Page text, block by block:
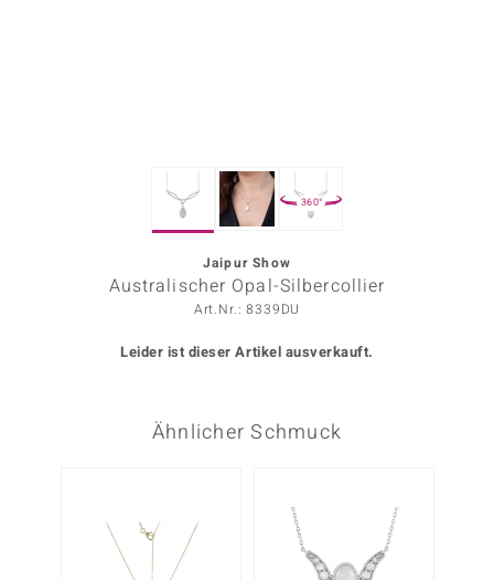
360°
Jaipur Show
Australischer Opal-Silbercollier
Art.Nr.: 8339DU
Leider ist dieser Artikel ausverkauft.
Ähnlicher Schmuck